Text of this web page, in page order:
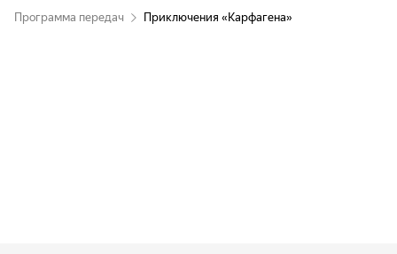
Программа передач Приключения «Карфагена»